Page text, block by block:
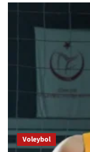
Voleybol